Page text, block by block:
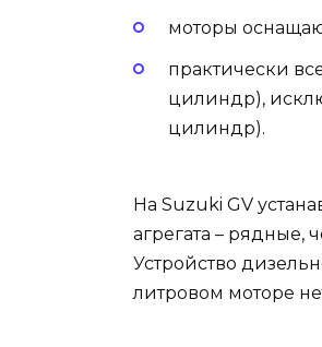
моторы
практически
цилиндр),
цилиндр).
На Suzuki GV
агрегата – рядные,
Устройство
литровом моторе